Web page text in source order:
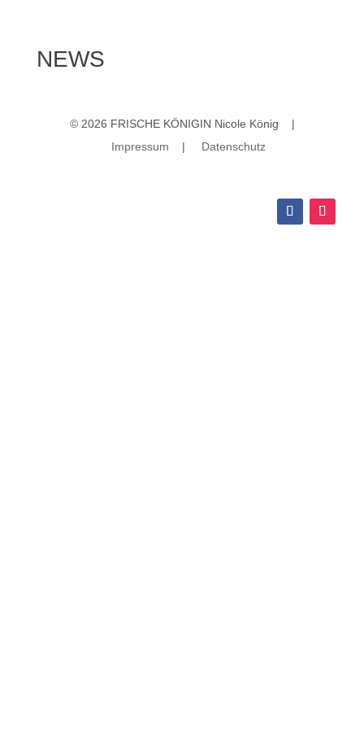
NEWS
© 2026 FRISCHE KÖNIGIN Nicole König |
Impressum | Datenschutz